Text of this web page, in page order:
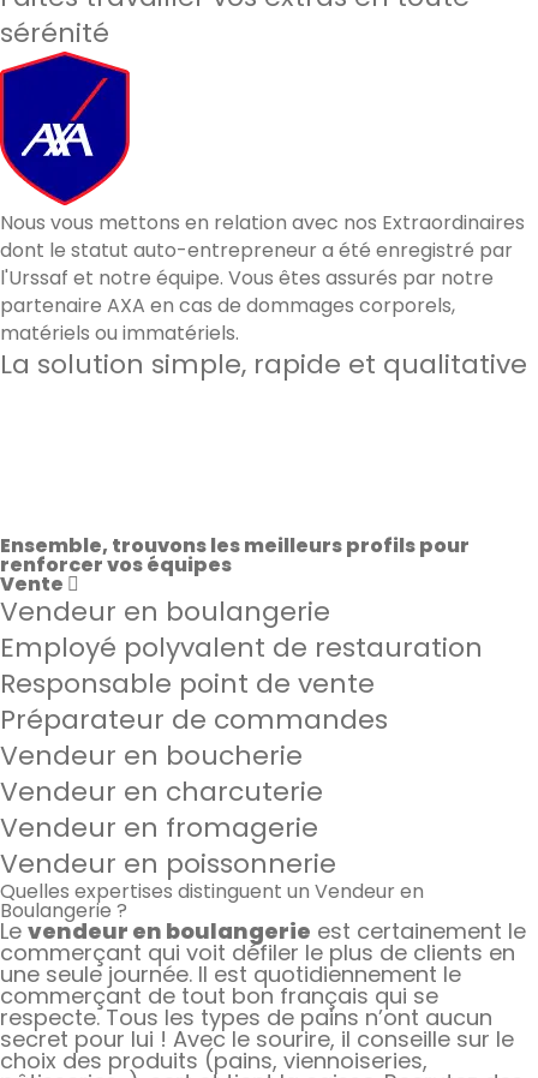
sérénité
Nous vous mettons en relation avec nos Extraordinaires
dont le statut auto-entrepreneur a été enregistré par
l'Urssaf et notre équipe. Vous êtes assurés par notre
partenaire AXA en cas de dommages corporels,
matériels ou immatériels.
La solution simple, rapide et qualitative
Ensemble, trouvons les meilleurs profils pour
renforcer vos équipes
Vente
Vendeur en boulangerie
Employé polyvalent de restauration
Responsable point de vente
Préparateur de commandes
Vendeur en boucherie
Vendeur en charcuterie
Vendeur en fromagerie
Vendeur en poissonnerie
Quelles expertises distinguent un Vendeur en
Boulangerie ?
Le vendeur en boulangerie est certainement le
commerçant qui voit défiler le plus de clients en
une seule journée. Il est quotidiennement le
commerçant de tout bon français qui se
respecte. Tous les types de pains n’ont aucun
secret pour lui ! Avec le sourire, il conseille sur le
choix des produits (pains, viennoiseries,